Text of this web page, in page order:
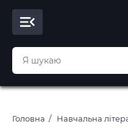
Головна Навчальна